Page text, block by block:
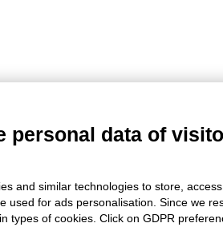
20 - 33080 San Quirino (PN) Italy - P.Iva:
personal data of
and similar technologies to store,
used for ads personalisation. Since we
types of cookies. Click on GDPR